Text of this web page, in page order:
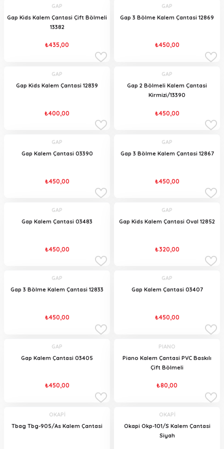
GAP
Gap Kids Kalem Çantasi Çift Bölmeli
13382
₺435,00
GAP
Gap 3 Bölme Kalem Çantasi 12869
₺450,00
GAP
Gap Kids Kalem Çantasi 12839
₺400,00
GAP
Gap 2 Bölmeli Kalem Çantasi
Kirmizi/13390
₺450,00
GAP
Gap Kalem Çantasi 03390
₺450,00
GAP
Gap 3 Bölme Kalem Çantasi 12867
₺450,00
GAP
Gap Kalem Çantasi 03483
₺450,00
GAP
Gap Kids Kalem Çantasi Oval 12852
₺320,00
GAP
Gap 3 Bölme Kalem Çantasi 12833
₺450,00
GAP
Gap Kalem Çantasi 03407
₺450,00
GAP
Gap Kalem Çantasi 03405
₺450,00
PIANO
Piano Kalem Çantasi PVC Baskılı
Çift Bölmeli
₺80,00
OKAPİ
Tbag Tbg-905/As Kalem Çantasi
OKAPİ
Okapi Okp-101/S Kalem Çantasi
Siyah